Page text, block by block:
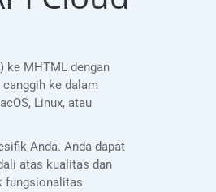
ke MHTML dengan
ke dalam
Linux, atau
Anda. Anda dapat
atas kualitas dan
fungsionalitas